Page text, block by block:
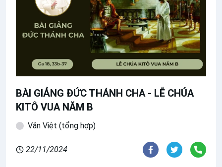
BÀI GIẢNG ĐỨC THÁNH CHA - LỄ CHÚA
KITÔ VUA NĂM B
Văn Việt (tổng hợp)
22/11/2024